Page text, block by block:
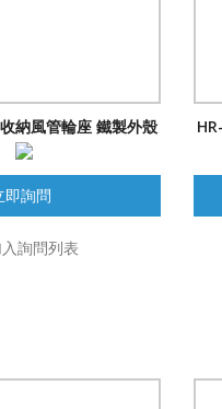
納風管輪座 鐵製外殼
即詢問
詢問列表